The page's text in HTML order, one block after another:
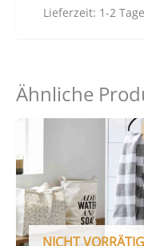
Lieferzeit: 1-2 Tage
Ähnliche
NICHT VORRÄTIG
Preis
13,90 €